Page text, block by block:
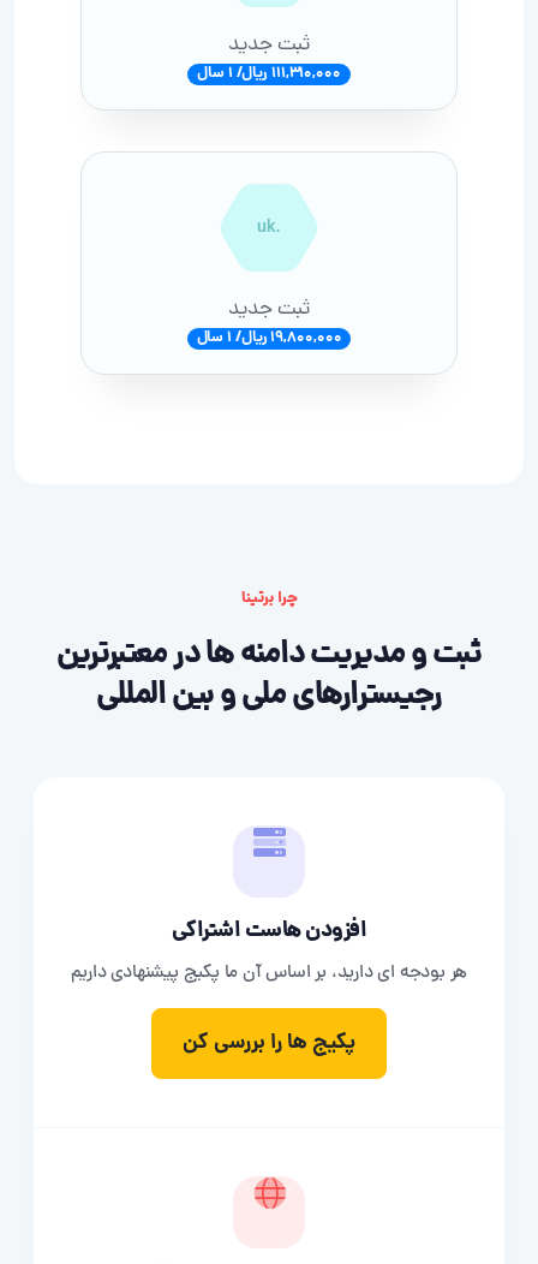
ثبت جدید
111,310,000 ریال/ 1 سال
.uk
ثبت جدید
19,800,000 ریال/ 1 سال
چرا برتینا
ثبت و مدیریت دامنه ها در معتبرترین
رجیسترارهای ملی و بین المللی
افزودن هاست اشتراکی
هر بودجه ای دارید، بر اساس آن ما پکیج پیشنهادی داریم
پکیج ها را بررسی کن